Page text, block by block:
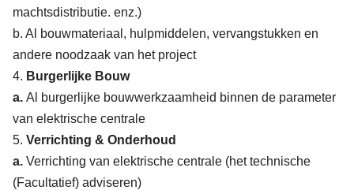
machtsdistributie. enz.)
b. Al bouwmateriaal, hulpmiddelen, vervangstukken en
andere noodzaak van het project
4. Burgerlijke Bouw
a. Al burgerlijke bouwwerkzaamheid binnen de parameter
van elektrische centrale
5. Verrichting & Onderhoud
a. Verrichting van elektrische centrale (het technische
(Facultatief) adviseren)